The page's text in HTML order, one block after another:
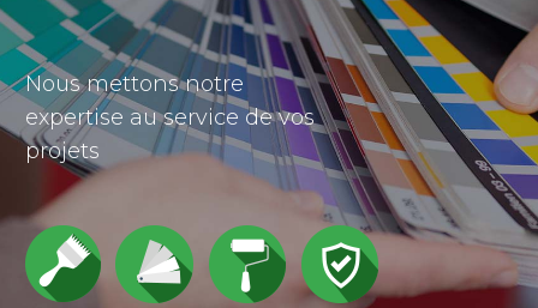
Nous mettons notre
expertise au service de vos
projets